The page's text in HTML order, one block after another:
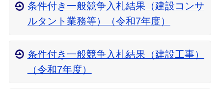
条件付き一般競争入札結果（建設コンサ
ルタント業務等）（令和7年度）
条件付き一般競争入札結果（建設工事）
（令和7年度）